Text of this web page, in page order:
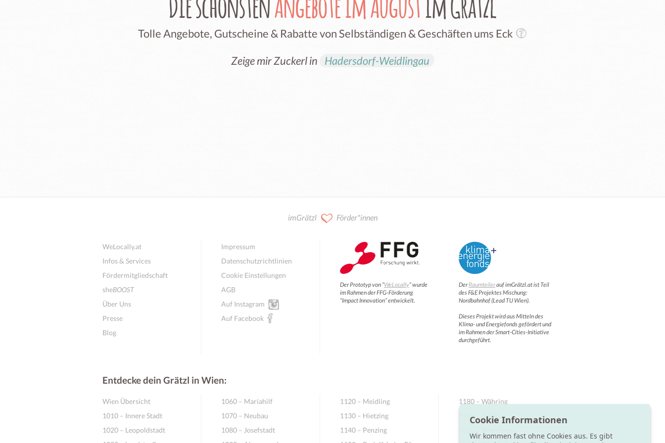
Tolle Angebote, Gutscheine & Rabatte von Selbständigen & Geschäften ums Eck
Zeige mir Zuckerl in Hadersdorf-Weidlingau
imGrätzl Förder*innen
WeLocally.at
Infos & Services
Fördermitgliedschaft
sheBOOST
Über Uns
Presse
Blog
Impressum
Datenschutzrichtlinien
Cookie Einstellungen
AGB
Auf Instagram
Auf Facebook
Der Prototyp von “WeLocally” wurde
im Rahmen der FFG-Förderung
“Impact Innovation” entwickelt.
DerRaumteilerauf imGrätzl.at ist Teil
des F&E Projektes Mischung:
Nordbahnhof (Lead TU Wien).
Dieses Projekt wird aus Mitteln des
Klima- und Energiefonds gefördert und
im Rahmen der Smart-Cities-Initiative
durchgeführt.
Entdecke dein Grätzl in Wien:
Wien Übersicht
1010 – Innere Stadt
1020 – Leopoldstadt
1060 – Mariahilf
1070 – Neubau
1080 – Josefstadt
1120 – Meidling
1130 – Hietzing
1140 – Penzing
1180 – Währing
1190 – Döbling
1200 – Brigittenau
Cookie Informationen
Wir kommen fast ohne Cookies aus. Es gibt